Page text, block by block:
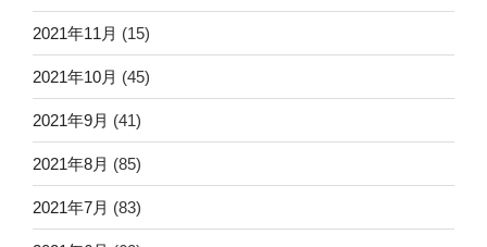
2021年11月 (15)
2021年10月 (45)
2021年9月 (41)
2021年8月 (85)
2021年7月 (83)